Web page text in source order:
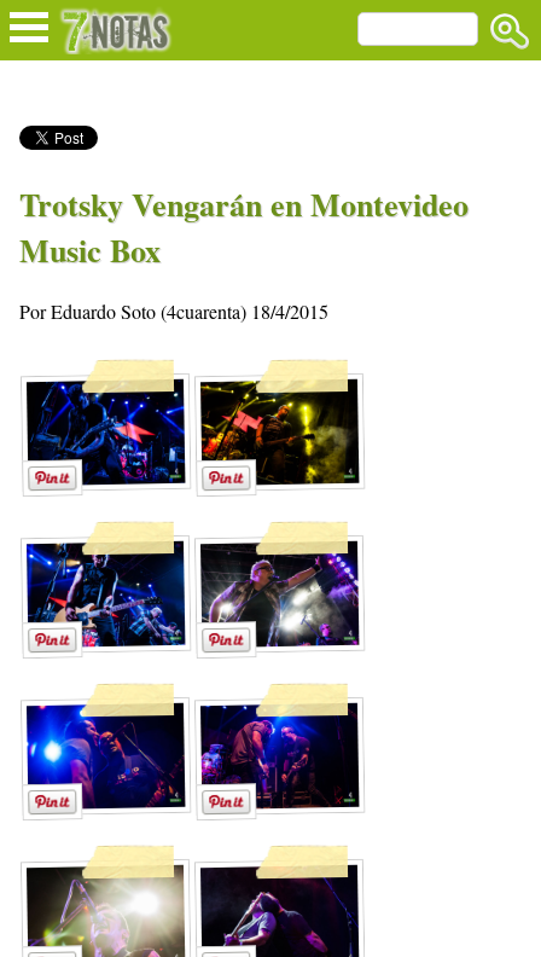
Trotsky Vengarán en Montevideo
Music Box
Por Eduardo Soto (4cuarenta) 18/4/2015